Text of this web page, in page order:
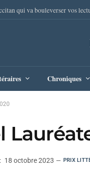
Chroniques
18 octobre 2023 PRIX